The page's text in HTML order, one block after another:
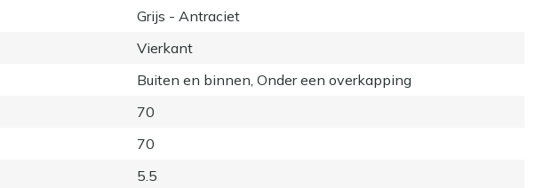
Grijs - Antraciet
Vierkant
Buiten en binnen, Onder een overkapping
70
70
5.5